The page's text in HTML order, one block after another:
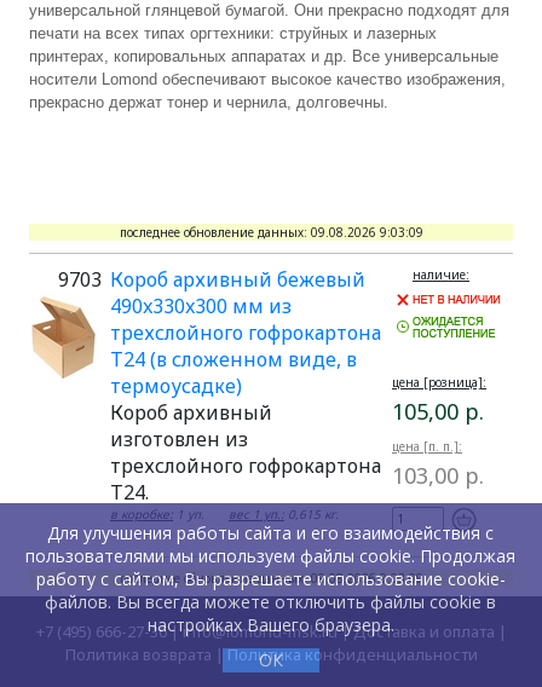
универсальной глянцевой бумагой. Они прекрасно подходят для
печати на всех типах оргтехники: струйных и лазерных
принтерах, копировальных аппаратах и др. Все универсальные
носители Lomond обеспечивают высокое качество изображения,
прекрасно держат тонер и чернила, долговечны.
последнее обновление данных: 09.08.2026 9:03:09
9703 Короб архивный бежевый
490x330x300 мм из
трехслойного гофрокартона
Т24 (в сложенном виде, в
термоусадке)
Короб архивный
изготовлен из
трехслойного гофрокартона
Т24.
в коробке: 1 уп. вес 1 уп.: 0,615 кг.
наличие:
цена [розница]:
105,00 р.
цена [п. п.]:
103,00 р.
последнее обновление данных: 09.08.2026 9:03:09
+7 (495) 666-27-36|info@lomond-msk.ru|Доставка и оплата |
Политика возврата |Политика конфиденциальности
Для улучшения работы сайта и его взаимодействия с
пользователями мы используем файлы cookie. Продолжая
работу с сайтом, Вы разрешаете использование cookie-
файлов. Вы всегда можете отключить файлы cookie в
настройках Вашего браузера.
ОК